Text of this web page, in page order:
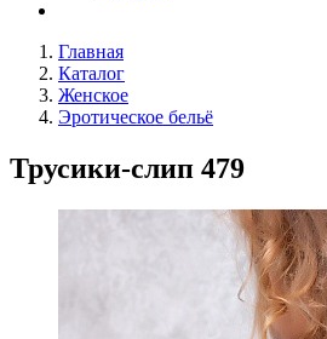
Главная
Каталог
Женское
Эротическое бельё
Трусики-слип 479